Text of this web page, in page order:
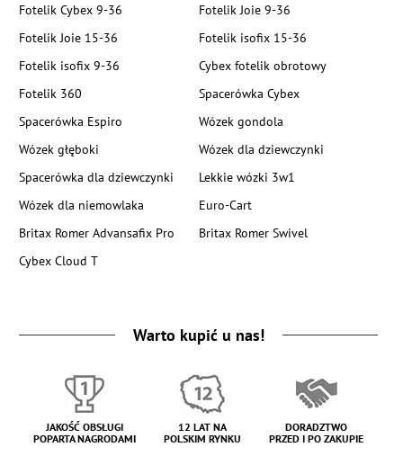
Fotelik Cybex 9-36
Fotelik Joie 9-36
Fotelik Joie 15-36
Fotelik isofix 15-36
Fotelik isofix 9-36
Cybex fotelik obrotowy
Fotelik 360
Spacerówka Cybex
Spacerówka Espiro
Wózek gondola
Wózek głęboki
Wózek dla dziewczynki
Spacerówka dla dziewczynki
Lekkie wózki 3w1
Wózek dla niemowlaka
Euro-Cart
Britax Romer Advansafix Pro
Britax Romer Swivel
Cybex Cloud T
Warto kupić u nas!
JAKOŚĆ OBSŁUGI
POPARTA NAGRODAMI
12 LAT NA
POLSKIM RYNKU
DORADZTWO
PRZED I PO ZAKUPIE